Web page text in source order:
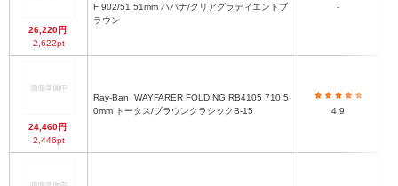
26,220円
2,622pt
F 902/51 51mm ハバナ/クリアグラディエントブ
ラウン
-
24,460円
2,446pt
Ray-Ban
0mm トータス/ブラウンクラシックB-15
4.9